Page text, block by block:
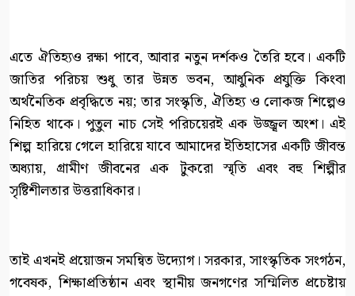
এতে ঐতিহ্যও রক্ষা পাবে, আবার নতুন দর্শকও তৈরি হবে। একটি
জাতির পরিচয় শুধু তার উন্নত ভবন, আধুনিক প্রযুক্তি কিংবা
অর্থনৈতিক প্রবৃদ্ধিতে নয়; তার সংস্কৃতি, ঐতিহ্য ও লোকজ শিল্পেও
নিহিত থাকে। পুতুল নাচ সেই পরিচয়েরই এক উজ্জ্বল অংশ। এই
শিল্প হারিয়ে গেলে হারিয়ে যাবে আমাদের ইতিহাসের একটি জীবন্ত
অধ্যায়, গ্রামীণ জীবনের এক টুকরো স্মৃতি এবং বহু শিল্পীর
সৃষ্টিশীলতার উত্তরাধিকার।
তাই এখনই প্রয়োজন সমন্বিত উদ্যোগ। সরকার, সাংস্কৃতিক সংগঠন,
গবেষক, শিক্ষাপ্রতিষ্ঠান এবং স্থানীয় জনগণের সম্মিলিত প্রচেষ্টায়